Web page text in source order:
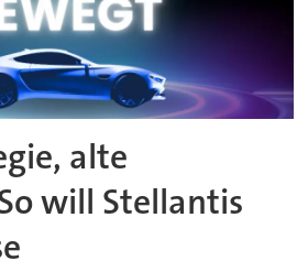
alte
will Stellantis